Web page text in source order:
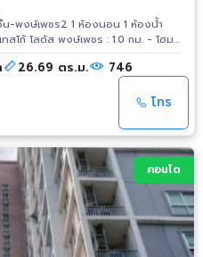
-พงษ์เพชร2 1 ห้องนอน 1 ห้องน้ำ
มวงศ์วาน : 1.5 กม. - พันธ์ทิพย์
าธิเบศร์ : 3.8 กม. - เอสพลานาด
าลนนทเวช : 1.4 กม. - โรงพยาบาล
วดี : 3.4 กม. - มหาวิทยาลัยธุรกิจ
สตร์ : 3.4 กม. - กระทรวง
26.69 ตร.ม. 746
โทร
คอนโด